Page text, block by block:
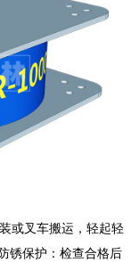
或叉车搬运，轻起轻
锈保护：检查合格后